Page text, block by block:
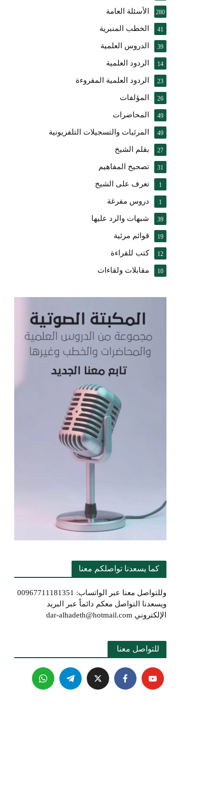
الأسئلة العامة 280
الخطب المنبرية 41
الدروس العلمية 39
الردود العلمية 14
الردود العلمية المقروءة 23
المؤلفات 26
المحاضرات 49
المرئيات والتسجيلات التلفزيونية 49
بقلم الشيخ 27
تصحيح المفاهيم 31
تعرف على الشيخ 1
دروس مفرغة 1
شبهات والرد عليها 39
قوائم مرئية 19
كتب للقراءة 12
مقابلات ولقاءات 10
كما يسعدنا تواصلكم معنا
وللتواصل معنا عبر الواتساب: 00967711181351
ويسعدنا التواصل معكم دائماً عبر البريد
الإلكتروني dar-alhadeth@hotmail.com
للتواصل معنا